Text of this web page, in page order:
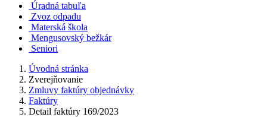
Úradná tabuľa
Zvoz odpadu
Materská škola
Mengusovský bežkár
Seniori
Úvodná stránka
Zverejňovanie
Zmluvy faktúry objednávky
Faktúry
Detail faktúry 169/2023